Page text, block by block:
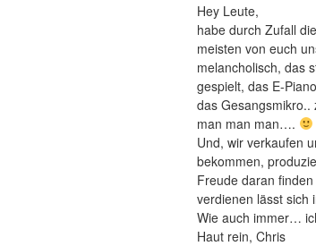
Hey Leute,
habe durch Zufall
meisten von euch
melancholisch, das
gespielt, das E-
das
man man man….
Und, wir verkaufen
bekommen,
Freude daran
verdienen lässt sich
Wie auch immer…
Haut rein, Chris